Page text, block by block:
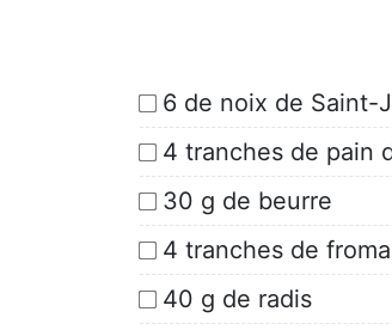
6 de noix de Saint-
4 tranches de pain
30 g de beurre
4 tranches de
40 g de radis